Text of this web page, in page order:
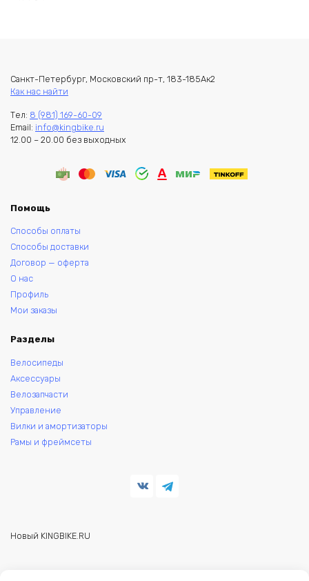
Санкт-Петербург, Московский пр-т, 183-185Ак2
Как нас найти
Тел: 8 (981) 169-60-09
Email: info@kingbike.ru
12.00 – 20.00 без выходных
Помощь
Способы оплаты
Способы доставки
Договор — оферта
О нас
Профиль
Мои заказы
Разделы
Велосипеды
Аксессуары
Велозапчасти
Управление
Вилки и амортизаторы
Рамы и фреймсеты
Новый KINGBIKE.RU